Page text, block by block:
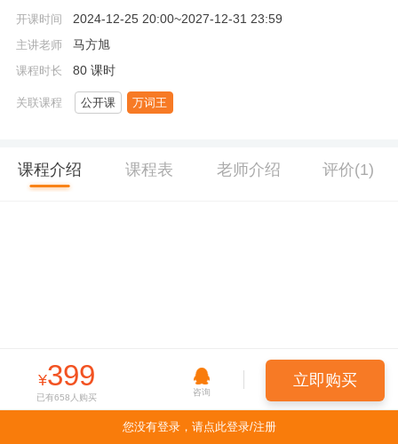
开课时间 2024-12-25 20:00~2027-12-31 23:59
主讲老师 马方旭
课程时长 80 课时
关联课程 公开课 万词王
课程介绍 课程表 老师介绍 评价(1)
¥399
已有658 人购买
咨询
立即购买
您没有登录，请点此登录/注册